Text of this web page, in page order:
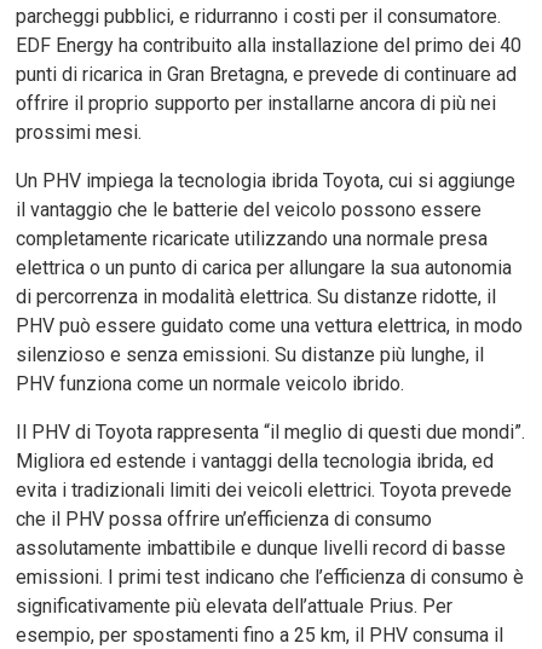
parcheggi pubblici, e ridurranno i costi per il consumatore.
EDF Energy ha contribuito alla installazione del primo dei 40
punti di ricarica in Gran Bretagna, e prevede di continuare ad
offrire il proprio supporto per installarne ancora di più nei
prossimi mesi.
Un PHV impiega la tecnologia ibrida Toyota, cui si aggiunge
il vantaggio che le batterie del veicolo possono essere
completamente ricaricate utilizzando una normale presa
elettrica o un punto di carica per allungare la sua autonomia
di percorrenza in modalità elettrica. Su distanze ridotte, il
PHV può essere guidato come una vettura elettrica, in modo
silenzioso e senza emissioni. Su distanze più lunghe, il
PHV funziona come un normale veicolo ibrido.
Il PHV di Toyota rappresenta “il meglio di questi due mondi”.
Migliora ed estende i vantaggi della tecnologia ibrida, ed
evita i tradizionali limiti dei veicoli elettrici. Toyota prevede
che il PHV possa offrire un’efficienza di consumo
assolutamente imbattibile e dunque livelli record di basse
emissioni. I primi test indicano che l’efficienza di consumo è
significativamente più elevata dell’attuale Prius. Per
esempio, per spostamenti fino a 25 km, il PHV consuma il